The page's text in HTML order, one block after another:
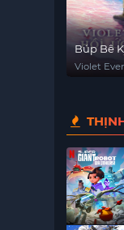
Búp Bê
Quên
Violet